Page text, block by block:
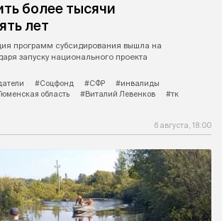
более тысячи
лет
программ субсидирования вышла на
запуску национального проекта
#Соцфонд #СФР
#инвалиды
область #Виталий Левенков #тк
6 августа, 18:00